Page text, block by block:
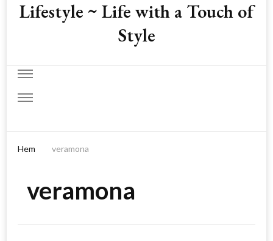
Lifestyle ~ Life with a Touch of
Style
Hem veramona
veramona